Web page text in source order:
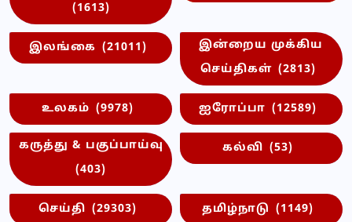
(1613)
இலங்கை (21011)
இன்றைய முக்கிய
செய்திகள் (2813)
உலகம் (9978) ஐரோப்பா (12589)
கருத்து & பகுப்பாய்வு
(403)
கல்வி (53)
செய்தி (29303) தமிழ்நாடு (1149)